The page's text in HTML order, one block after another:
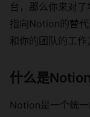
台，那么你来对了
指向Notion的替
和你的团队的工作
什么是
Notion是一个统